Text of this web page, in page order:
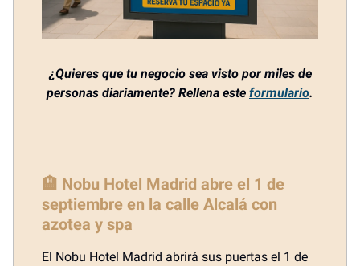
¿Quieres que tu negocio sea visto por miles de
personas diariamente? Rellena este formulario.
🏨 Nobu Hotel Madrid abre el 1 de
septiembre en la calle Alcalá con
azotea y spa
El Nobu Hotel Madrid abrirá sus puertas el 1 de